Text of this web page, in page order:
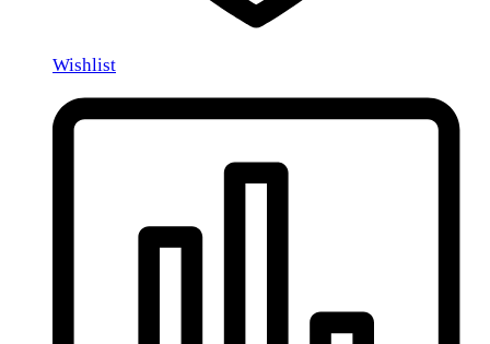
Wishlist